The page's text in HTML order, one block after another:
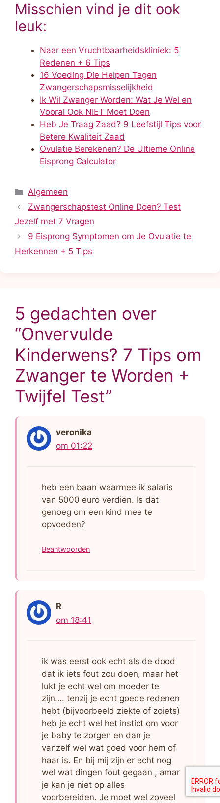
Misschien vind je dit ook
leuk:
Naar een Vruchtbaarheidskliniek: 5
Redenen + 6 Tips
16 Voeding Die Helpen Tegen
Zwangerschapsmisselijkheid
Ik Wil Zwanger Worden: Wat Je Wel en
Vooral Ook NIET Moet Doen
Heb Je Traag Zaad? 9 Leefstijl Tips voor
Betere Kwaliteit Zaad
Ovulatie Berekenen? De Ultieme Online
Eisprong Calculator
Categorieën
Algemeen
Zwangerschapstest Online Doen? Test
Jezelf met 7 Vragen
9 Eisprong Symptomen om Je Ovulatie te
Herkennen + 5 Tips
5 gedachten over
“Onvervulde
Kinderwens? 7 Tips om
Zwanger te Worden +
Twijfel Test”
veronika
om 01:22
heb een baan waarmee ik salaris
van 5000 euro verdien. Is dat
genoeg om een kind mee te
opvoeden?
Beantwoorden
R
om 18:41
ik was eerst ook echt als de dood
dat ik iets fout zou doen, maar het
lukt je echt wel om moeder te
zijn…. tenzij je echt goede redenen
hebt (bijvoorbeeld ziekte of zoiets)
heb je echt wel het instict om voor
je baby te zorgen en dan je
vanzelf wel wat goed voor hem of
haar is. En bij mij zijn er echt nog
wel wat dingen fout gegaan , amar
je kan je niet op alles
voorbereiden. Je moet wel zoveel